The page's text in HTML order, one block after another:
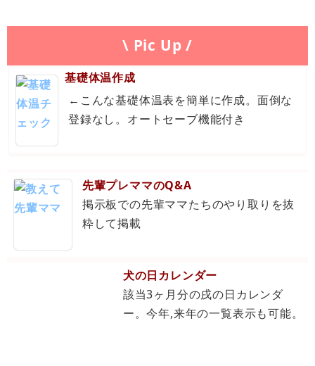
\ Pic Up /
基礎体温作成
←こんな基礎体温表を簡単に作成。面倒な
登録なし。オートセーブ機能付き
先輩プレママのQ&A
掲示板での先輩ママたちのやり取りを抜
粋して掲載
犬の日カレンダー
該当3ヶ月分の戌の日カレンダ
ー。今年,来年の一覧表示も可能。